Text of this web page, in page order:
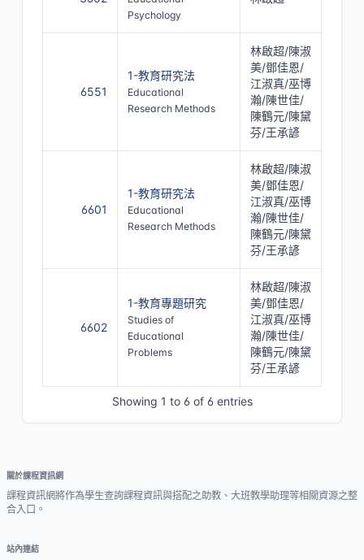
Psychology
6551
1-教育研究法
Educational
Research Methods
林啟超/陳淑
美/鄧佳恩/
江淑真/巫博
瀚/陳世佳/
陳鶴元/陳黛
芬/王承諺
6601
1-教育研究法
Educational
Research Methods
林啟超/陳淑
美/鄧佳恩/
江淑真/巫博
瀚/陳世佳/
陳鶴元/陳黛
芬/王承諺
6602
1-教育專題研究
Studies of
Educational
Problems
林啟超/陳淑
美/鄧佳恩/
江淑真/巫博
瀚/陳世佳/
陳鶴元/陳黛
芬/王承諺
Showing 1 to 6 of 6 entries
關於課程資訊網
課程資訊網將作為學生查詢課程資訊與搭配之助教、大班教學助理等相關資源之整
合入口。
站內連結